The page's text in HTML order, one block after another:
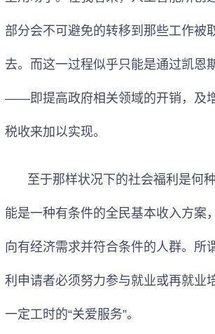
部分会不可避免的转移到那些工作被
去。而这一过程似乎只能是通过凯恩
——即提高政府相关领域的开销，及
税收来加以实现。
至于那样状况下的社会福利是何
能是一种有条件的全民基本收入方案
向有经济需求并符合条件的人群。所
利申请者必须努力参与就业或再就业
一定工时的“关爱服务”。